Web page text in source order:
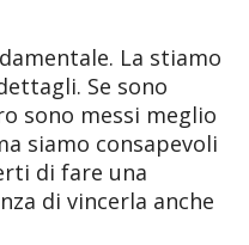
La stiamo
Se sono
sono messi meglio
siamo consapevoli
di fare una
di vincerla anche